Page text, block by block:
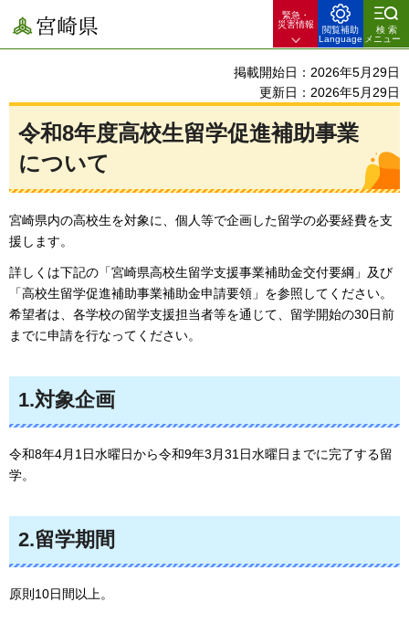
宮崎県
緊急・
災害情報
閲覧補助
Language
検索
メニュー
掲載開始日：2026年5月29日
更新日：2026年5月29日
令和8年度高校生留学促進補助事業
について
宮崎県内の高校生を対象に、個人等で企画した留学の必要経費を支
援します。
詳しくは下記の「宮崎県高校生留学支援事業補助金交付要綱」及び
「高校生留学促進補助事業補助金申請要領」を参照してください。
希望者は、各学校の留学支援担当者等を通じて、留学開始の30日前
までに申請を行なってください。
1.対象企画
令和8年4月1日水曜日から令和9年3月31日水曜日までに完了する留
学。
2.留学期間
原則10日間以上。